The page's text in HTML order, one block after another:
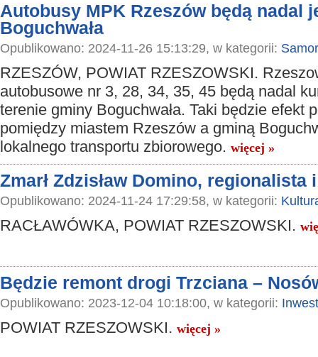
Autobusy MPK Rzeszów będą nadal
Boguchwała
Opublikowano: 2024-11-26 15:13:29, w kategorii:
RZESZÓW, POWIAT RZESZOWSKI.
autobusowe nr 3, 28, 34, 35, 45 będą nadal
terenie gminy Boguchwała. Taki będzie efekt
pomiędzy miastem Rzeszów a gminą
lokalnego transportu zbiorowego. więcej »
Zmarł Zdzisław Domino,
Opublikowano: 2024-11-24 17:29:58, w kategorii:
RACŁAWÓWKA, POWIAT RZESZOWSKI.
Będzie remont drogi Trzciana –
Opublikowano: 2023-12-04 10:18:00, w kategorii:
POWIAT RZESZOWSKI. więcej »